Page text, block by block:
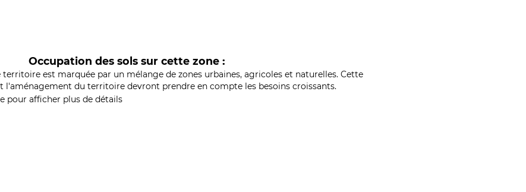
Occupation des sols sur cette zone :
territoire est marquée par un mélange de zones urbaines, agricoles et naturelles. Cette
l'aménagement du territoire devront prendre en compte les besoins croissants.
pour afficher plus de détails